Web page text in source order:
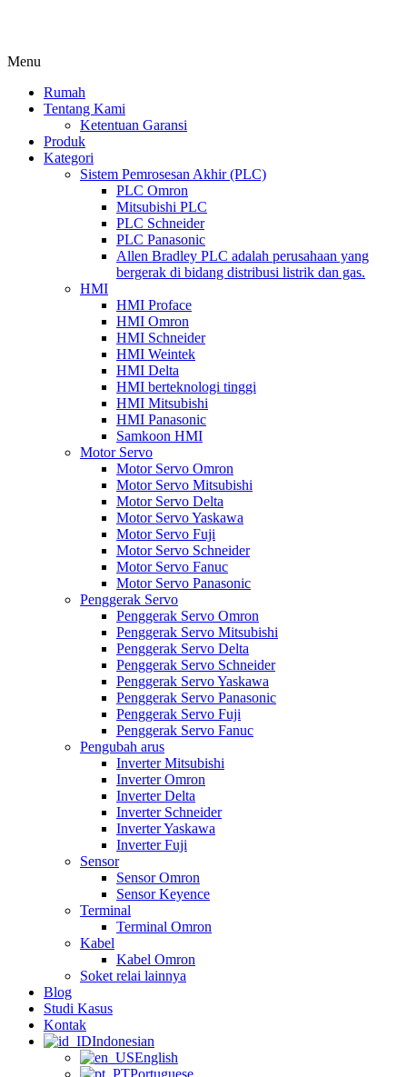
Menu
Rumah
Tentang Kami
Ketentuan Garansi
Produk
Kategori
Sistem Pemrosesan Akhir (PLC)
PLC Omron
Mitsubishi PLC
PLC Schneider
PLC Panasonic
Allen Bradley PLC adalah perusahaan yang
bergerak di bidang distribusi listrik dan gas.
HMI
HMI Proface
HMI Omron
HMI Schneider
HMI Weintek
HMI Delta
HMI berteknologi tinggi
HMI Mitsubishi
HMI Panasonic
Samkoon HMI
Motor Servo
Motor Servo Omron
Motor Servo Mitsubishi
Motor Servo Delta
Motor Servo Yaskawa
Motor Servo Fuji
Motor Servo Schneider
Motor Servo Fanuc
Motor Servo Panasonic
Penggerak Servo
Penggerak Servo Omron
Penggerak Servo Mitsubishi
Penggerak Servo Delta
Penggerak Servo Schneider
Penggerak Servo Yaskawa
Penggerak Servo Panasonic
Penggerak Servo Fuji
Penggerak Servo Fanuc
Pengubah arus
Inverter Mitsubishi
Inverter Omron
Inverter Delta
Inverter Schneider
Inverter Yaskawa
Inverter Fuji
Sensor
Sensor Omron
Sensor Keyence
Terminal
Terminal Omron
Kabel
Kabel Omron
Soket relai lainnya
Blog
Studi Kasus
Kontak
Indonesian
English
Portuguese